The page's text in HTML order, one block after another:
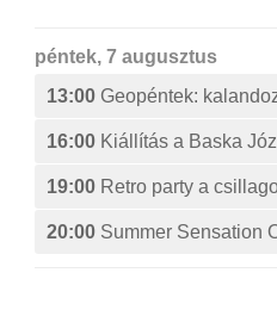
péntek, 7 augusztus
13:00 Geopéntek:
16:00 Kiállítás a Baska
19:00 Retro party a
20:00 Summer Sensation